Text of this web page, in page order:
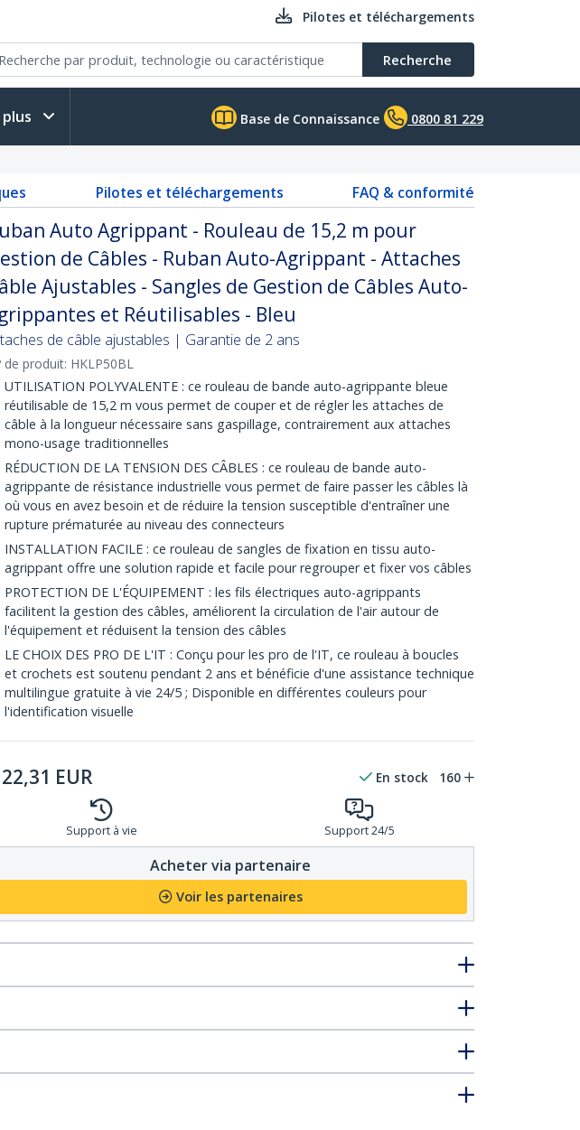
Pilotes et téléchargements
Recherche
Base de Connaissance 0800 81 229
Pilotes et téléchargements FAQ & conformité
Auto Agrippant - Rouleau de 15,2 m pour
de Câbles - Ruban Auto-Agrippant - Attaches
Ajustables - Sangles de Gestion de Câbles Auto-
et Réutilisables - Bleu
de câble ajustables | Garantie de 2 ans
de produit: HKLP50BL
UTILISATION POLYVALENTE : ce rouleau de bande auto-agrippante bleue
réutilisable de 15,2 m vous permet de couper et de régler les attaches de
câble à la longueur nécessaire sans gaspillage, contrairement aux attaches
mono-usage traditionnelles
RÉDUCTION DE LA TENSION DES CÂBLES : ce rouleau de bande auto-
agrippante de résistance industrielle vous permet de faire passer les câbles là
où vous en avez besoin et de réduire la tension susceptible d'entraîner une
rupture prématurée au niveau des connecteurs
INSTALLATION FACILE : ce rouleau de sangles de fixation en tissu auto-
agrippant offre une solution rapide et facile pour regrouper et fixer vos câbles
PROTECTION DE L'ÉQUIPEMENT : les fils électriques auto-agrippants
facilitent la gestion des câbles, améliorent la circulation de l'air autour de
l'équipement et réduisent la tension des câbles
LE CHOIX DES PRO DE L'IT : Conçu pour les pro de l'IT, ce rouleau à boucles
et crochets est soutenu pendant 2 ans et bénéficie d'une assistance technique
multilingue gratuite à vie 24/5 ; Disponible en différentes couleurs pour
l'identification visuelle
22,31 EUR En stock 160
Support à vie Support 24/5
Acheter via partenaire
Voir les partenaires